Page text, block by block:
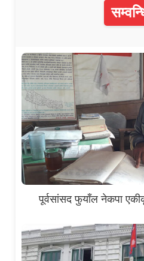
पूर्वसांसद फुयाँल नेकपा